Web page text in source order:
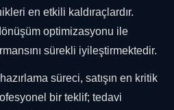
en etkili kaldıraçlardır.
optimizasyonu ile
sürekli iyileştirmektedir.
süreci, satışın en kritik
bir teklif; tedavi